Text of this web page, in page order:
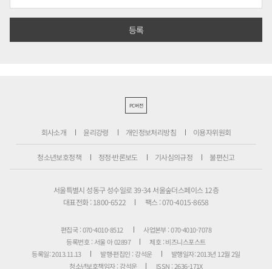
PC버전
회사소개 윤리강령 개인정보처리방침 이용자위원회
청소년보호정책 정정·반론보도 기사심의규정 불편신고
서울특별시 성동구 성수일로 39-34 서울숲더스페이스 12층
대표전화 : 1800-6522
팩스 : 070-4015-8658
편집국 : 070-4010-8512
사업본부 : 070-4010-7078
등록번호 : 서울 아 02897
제호 : 비즈니스포스트
등록일: 2013.11.13
발행·편집인 : 강석운
발행일자: 2013년 12월 2일
청소년보호책임자 : 강석운
ISSN : 2636-171X